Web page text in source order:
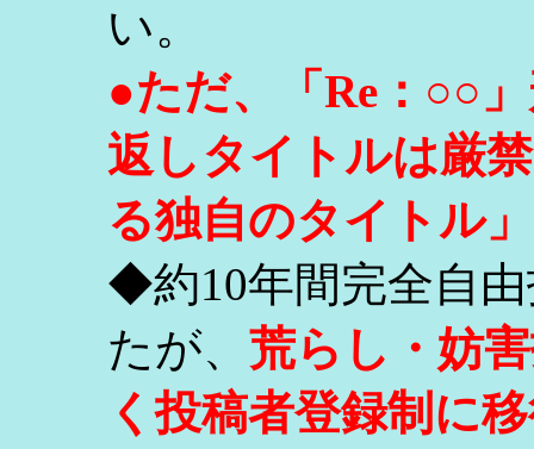
い。
●ただ、「Re：○○
返しタイトルは厳
る独自のタイトル
◆約10年間完全自
たが、 荒らし・妨
く投稿者登録制に